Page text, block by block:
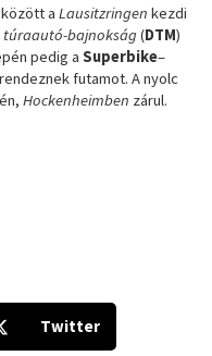
között aLausitzringen kezdi
túraautó-bajnokság(DTM)
pedig aSuperbike–
futamot. A nyolc
Hockenheimben zárul.
Twitter